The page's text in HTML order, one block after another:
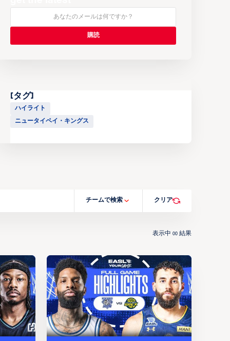
[タグ]
ハイライト
ニュータイペイ・キングス
チームで検索 クリア
表示中00 結果